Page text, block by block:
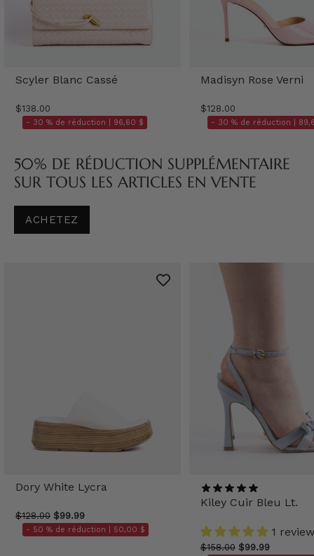
Scyler Blanc Cassé
$138.00
- 30 % de réduction | 96,60 $
Madisyn Rose Verni
$128.00
- 30 % de réduction |
50% DE RÉDUCTION SUPPLÉMENTAIRE
SUR TOUS LES ARTICLES EN VENTE
ACHETEZ
Dory White Lycra
$128.00 $99.99
- 50 % de réduction | 50,00 $
Kiley Cuir Bleu Lt.
1 review
$158.00 $99.99